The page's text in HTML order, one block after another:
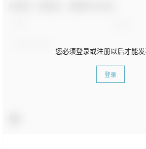
您必须登录或注册以后才能
登录